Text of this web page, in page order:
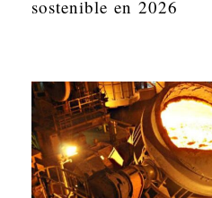
sostenible en 2026